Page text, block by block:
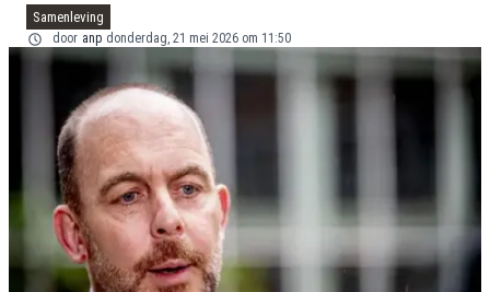
Samenleving
door anp donderdag, 21 mei 2026 om 11:50